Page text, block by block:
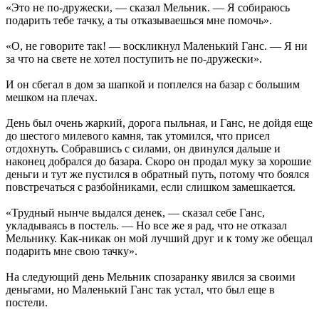
«Это не по-дружески, — сказал Мельник. — Я собираюсь
подарить тебе тачку, а ты отказываешься мне помочь».
«О, не говорите так! — воскликнул Маленький Ганс. — Я ни
за что на свете не хотел поступить не по-дружески».
И он сбегал в дом за шапкой и поплелся на базар с большим
мешком на плечах.
День был очень жаркий, дорога пыльная, и Ганс, не дойдя еще
до шестого милевого камня, так утомился, что присел
отдохнуть. Собравшись с силами, он двинулся дальше и
наконец добрался до базара. Скоро он продал муку за хорошие
деньги и тут же пустился в обратный путь, потому что боялся
повстречаться с разбойниками, если слишком замешкается.
«Трудный нынче выдался денек, — сказал себе Ганс,
укладываясь в постель. — Но все же я рад, что не отказал
Мельнику. Как-никак он мой лучший друг и к тому же обещал
подарить мне свою тачку».
На следующий день Мельник спозаранку явился за своими
деньгами, но Маленький Ганс так устал, что был еще в
постели.